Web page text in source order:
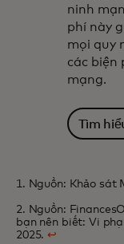
ninh
phí này
mọi quy
các biện
mạng.
Tìm
1. Nguồn: Khảo sát
2. Nguồn:
bạn nên biết: Vi
2025.↩